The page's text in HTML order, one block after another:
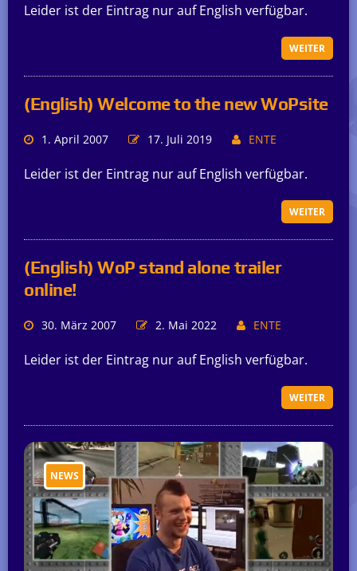
Leider ist der Eintrag nur auf English verfügbar.
WEITER
(English) Welcome to the new WoPsite
1. April 2007 17. Juli 2019 ENTE
Leider ist der Eintrag nur auf English verfügbar.
WEITER
(English) WoP stand alone trailer
online!
30. März 2007 2. Mai 2022 ENTE
Leider ist der Eintrag nur auf English verfügbar.
WEITER
NEWS